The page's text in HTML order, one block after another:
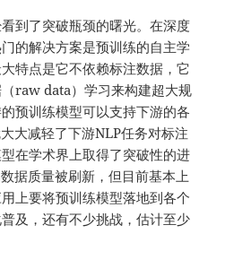
到了突破瓶颈的曙光。在深度
的解决方案是预训练的自主学
特点是它不依赖标注数据，它
raw data）学习来构建超大规
预训练模型可以支持下游的各
大减轻了下游NLP任务对标注
在学术界上取得了突破性的进
据质量被刷新，但目前基本上
上要将预训练模型落地到各个
及，还有不少挑战，估计至少